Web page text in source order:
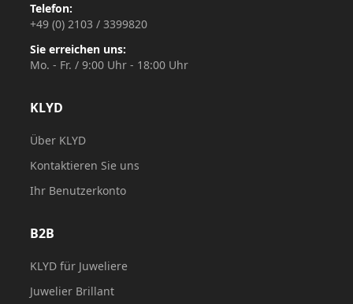
Telefon:
+49 (0) 2103 / 3399820
Sie erreichen uns:
Mo. - Fr. / 9:00 Uhr - 18:00 Uhr
KLYD
Über KLYD
Kontaktieren Sie uns
Ihr Benutzerkonto
B2B
KLYD für Juweliere
Juwelier Brillant